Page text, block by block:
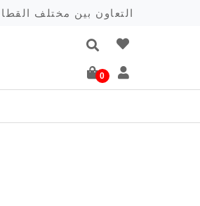
التعاون بين مختلف
0